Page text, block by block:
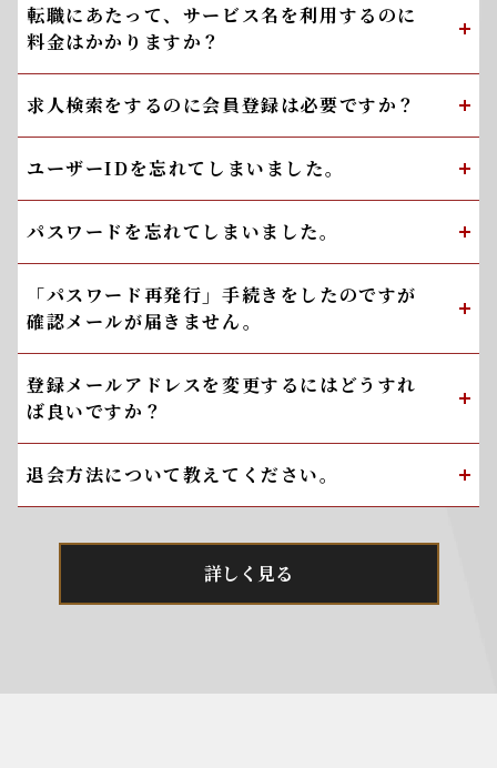
転職にあたって、サービス名を利用するのに
料金はかかりますか？
求人検索をするのに会員登録は必要ですか？
ユーザーIDを忘れてしまいました。
パスワードを忘れてしまいました。
「パスワード再発行」手続きをしたのですが
確認メールが届きません。
登録メールアドレスを変更するにはどうすれ
ば良いですか？
退会方法について教えてください。
詳しく見る